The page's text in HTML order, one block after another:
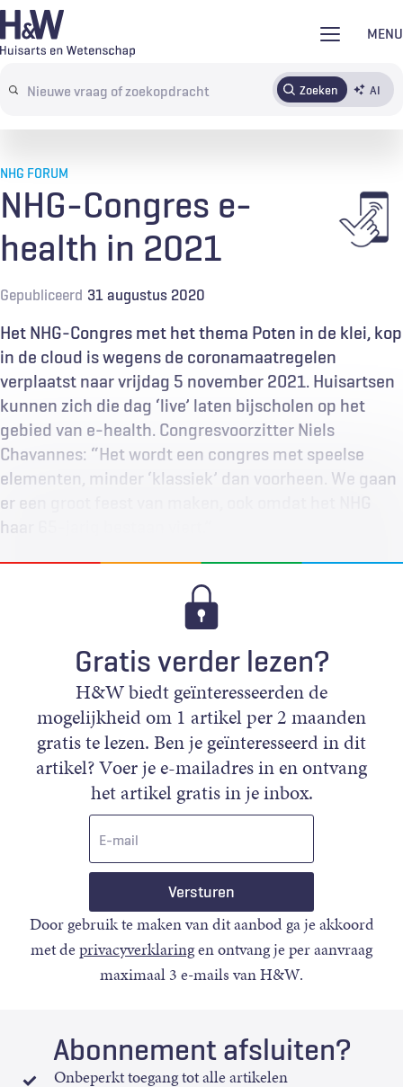
Overslaan
en
de
MENU
Search
terms
Zoeken AI
AbonnerenTijdschrift Inloggen
NHG FORUM
NHG-Congres e-
health in 2021
Gepubliceerd 31 augustus 2020
Het NHG-Congres met het thema Poten in de klei, kop
in de cloud is wegens de coronamaatregelen
verplaatst naar vrijdag 5 november 2021. Huisartsen
kunnen zich die dag ‘live’ laten bijscholen op het
gebied van e-health. Congresvoorzitter Niels
Chavannes: “Het wordt een congres met speelse
elementen, minder ‘klassiek’ dan voorheen. We gaan
er een groot feest van maken, ook omdat het NHG
haar 65-jarig bestaan viert.”
Gratis verder lezen?
H&W biedt geïnteresseerden de
mogelijkheid om 1 artikel per 2 maanden
gratis te lezen. Ben je geïnteresseerd in dit
artikel? Voer je e-mailadres in en ontvang
het artikel gratis in je inbox.
Door gebruik te maken van dit aanbod ga je akkoord
met deprivacyverklaringen ontvang je per aanvraag
maximaal 3 e-mails van H&W.
Abonnement afsluiten?
Onbeperkt toegang tot alle artikelen